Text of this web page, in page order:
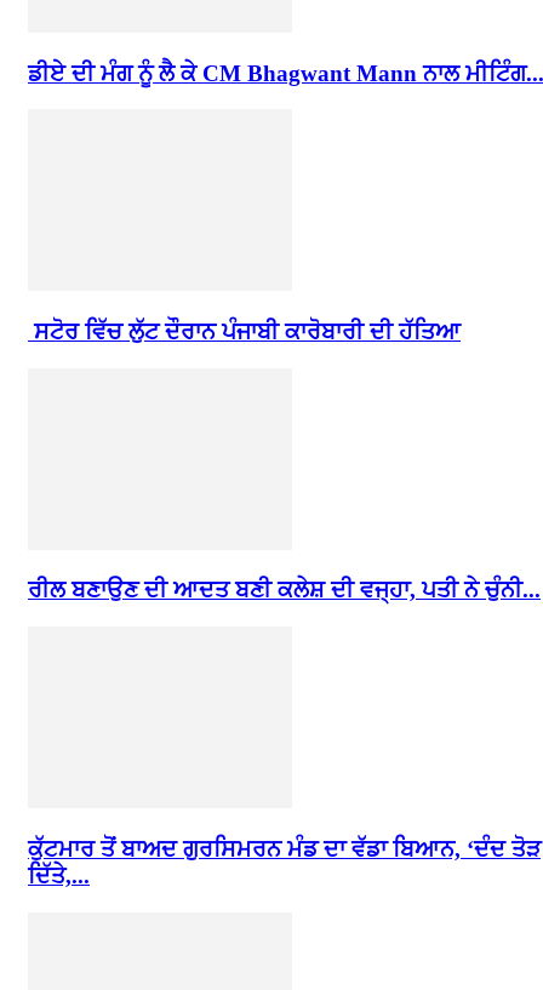
ਡੀਏ ਦੀ ਮੰਗ ਨੂੰ ਲੈ ਕੇ CM Bhagwant Mann ਨਾਲ ਮੀਟਿੰਗ...
ਸਟੋਰ ਵਿੱਚ ਲੁੱਟ ਦੌਰਾਨ ਪੰਜਾਬੀ ਕਾਰੋਬਾਰੀ ਦੀ ਹੱਤਿਆ
ਰੀਲ ਬਣਾਉਣ ਦੀ ਆਦਤ ਬਣੀ ਕਲੇਸ਼ ਦੀ ਵਜ੍ਹਾ, ਪਤੀ ਨੇ ਚੁੰਨੀ...
ਕੁੱਟਮਾਰ ਤੋਂ ਬਾਅਦ ਗੁਰਸਿਮਰਨ ਮੰਡ ਦਾ ਵੱਡਾ ਬਿਆਨ, ‘ਦੰਦ ਤੋੜ
ਦਿੱਤੇ,...